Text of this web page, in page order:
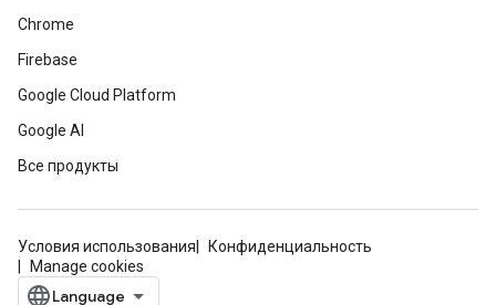
Chrome
Firebase
Google Cloud Platform
Google AI
Все продукты
Условия использования
Конфиденциальность
Manage cookies